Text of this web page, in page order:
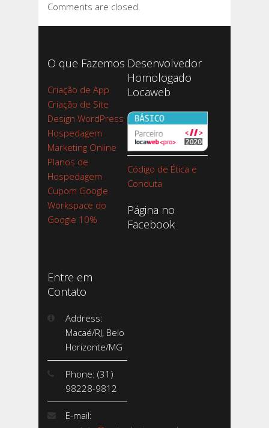
Comments are closed.
O que Fazemos
Criação de App
Criação de Site
Design WordPress
Hospedagem
Marketing Online
Planos de
Hospedagem
Cupom Google
Workspace do
Google 10%
Desenvolvedor
Homologado
Locaweb
Código de Ética e
Conduta
Página no
Facebook
Entre em
Contato
Address:
Macaé/RJ, Belo
Horizonte/MG
Phone: (31)
98228-9812
E-mail: